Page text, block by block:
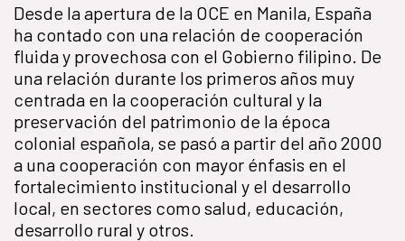
Desde la apertura de la OCE en Manila, España
ha contado con una relación de cooperación
fluida y provechosa con el Gobierno filipino. De
una relación durante los primeros años muy
centrada en la cooperación cultural y la
preservación del patrimonio de la época
colonial española, se pasó a partir del año 2000
a una cooperación con mayor énfasis en el
fortalecimiento institucional y el desarrollo
local, en sectores como salud, educación,
desarrollo rural y otros.